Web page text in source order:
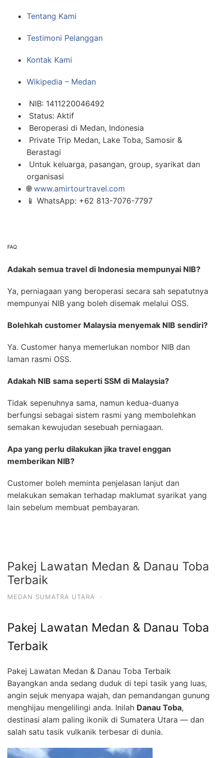
Tentang Kami
Testimoni Pelanggan
Kontak Kami
Wikipedia – Medan
NIB: 1411220046492
Status: Aktif
Beroperasi di Medan, Indonesia
Private Trip Medan, Lake Toba, Samosir &
Berastagi
Untuk keluarga, pasangan, group, syarikat dan
organisasi
🌐 www.amirtourtravel.com
📱 WhatsApp: +62 813-7076-7797
FAQ
Adakah semua travel di Indonesia mempunyai NIB?
Ya, perniagaan yang beroperasi secara sah sepatutnya
mempunyai NIB yang boleh disemak melalui OSS.
Bolehkah customer Malaysia menyemak NIB sendiri?
Ya. Customer hanya memerlukan nombor NIB dan
laman rasmi OSS.
Adakah NIB sama seperti SSM di Malaysia?
Tidak sepenuhnya sama, namun kedua-duanya
berfungsi sebagai sistem rasmi yang membolehkan
semakan kewujudan sesebuah perniagaan.
Apa yang perlu dilakukan jika travel enggan
memberikan NIB?
Customer boleh meminta penjelasan lanjut dan
melakukan semakan terhadap maklumat syarikat yang
lain sebelum membuat pembayaran.
Pakej Lawatan Medan & Danau Toba
Terbaik
MEDAN SUMATRA UTARA ·
Pakej Lawatan Medan & Danau Toba
Terbaik
Pakej Lawatan Medan & Danau Toba Terbaik
Bayangkan anda sedang duduk di tepi tasik yang luas,
angin sejuk menyapa wajah, dan pemandangan gunung
menghijau mengelilingi anda. Inilah Danau Toba,
destinasi alam paling ikonik di Sumatera Utara — dan
salah satu tasik vulkanik terbesar di dunia.